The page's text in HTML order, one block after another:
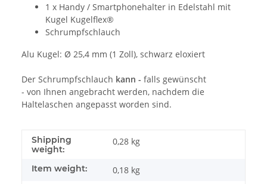
1 x Handy / Smartphonehalter in Edelstahl mit
Kugel Kugelflex®
Schrumpfschlauch
Alu Kugel: Ø 25,4 mm (1 Zoll), schwarz eloxiert
Der Schrumpfschlauch kann - falls gewünscht
- von Ihnen angebracht werden, nachdem die
Haltelaschen angepasst worden sind.
Shipping
weight:
0,28 kg
Item weight: 0,18 kg